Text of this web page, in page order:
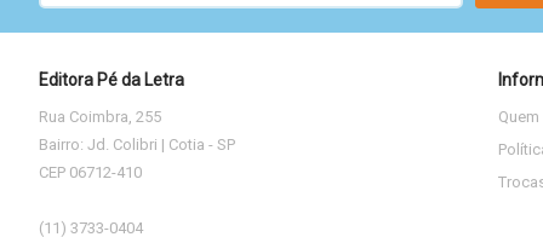
for
Our
Editora Pé da Letra
Rua Coimbra, 255
Bairro: Jd. Colibri | Cotia - SP
CEP 06712-410
(11) 3733-0404